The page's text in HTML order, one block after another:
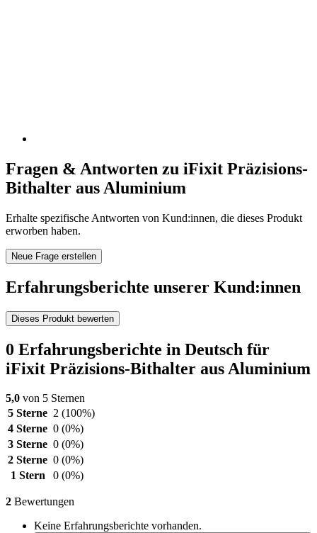
Fragen & Antworten zu iFixit Präzisions-
Bithalter aus Aluminium
Erhalte spezifische Antworten von Kund:innen, die dieses Produkt
erworben haben.
Neue Frage erstellen
Erfahrungsberichte unserer Kund:innen
Dieses Produkt bewerten
0 Erfahrungsberichte in Deutsch für
iFixit Präzisions-Bithalter aus Aluminium
5,0 von 5 Sternen
5 Sterne 2 (100%)
4 Sterne 0 (0%)
3 Sterne 0 (0%)
2 Sterne 0 (0%)
1 Stern
0 (0%)
2 Bewertungen
Keine Erfahrungsberichte vorhanden.